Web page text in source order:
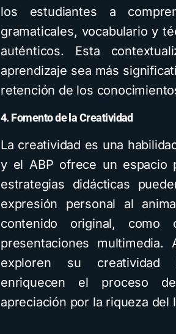
los estudiantes a
gramaticales, vocabulario y
auténticos. Esta
aprendizaje sea más
retención de los
4. Fomento de la Creatividad
La creatividad es una
y el ABP ofrece un espacio
estrategias didácticas
expresión personal al
contenido original, como
presentaciones
exploren su creatividad
enriquecen el proceso
apreciación por la riqueza del